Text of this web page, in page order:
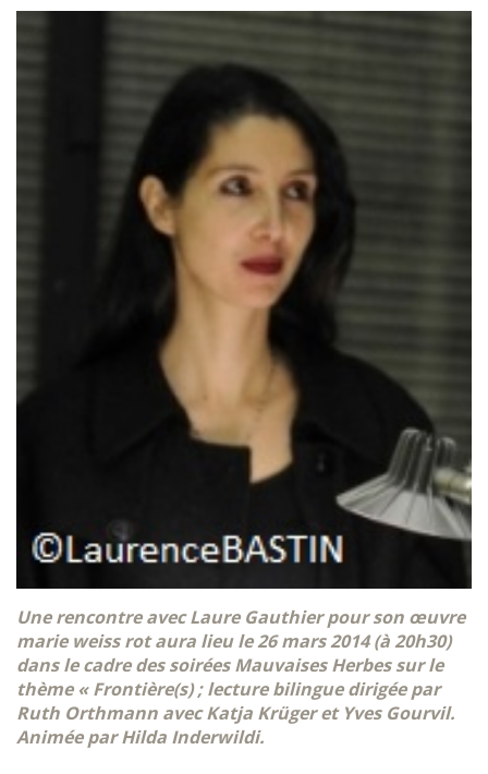
Une rencontre avec Laure Gauthier pour son œuvre
marie weiss rot aura lieu le 26 mars 2014 (à 20h30)
dans le cadre des soirées Mauvaises Herbes sur le
thème « Frontière(s) ; lecture bilingue dirigée par
Ruth Orthmann avec Katja Krüger et Yves Gourvil.
Animée par Hilda Inderwildi.